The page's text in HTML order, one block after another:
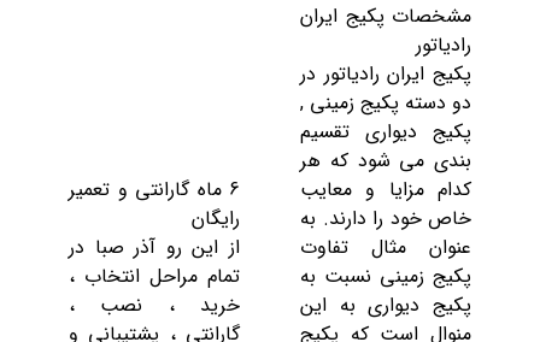
مشخصات پکیج ایران
رادیاتور
پکیج ایران رادیاتور در
دو دسته پکیج زمینی ,
پکیج دیواری تقسیم
بندی می شود که هر
کدام مزایا و معایب
خاص خود را دارند. به
عنوان مثال تفاوت
پکیج زمینی نسبت به
پکیج دیواری به این
منوال است که پکیج
6 ماه گارانتی و تعمیر
رایگان
از این رو آذر صبا در
تمام مراحل انتخاب ،
خرید ، نصب ،
گارانتی ، پشتیبانی و